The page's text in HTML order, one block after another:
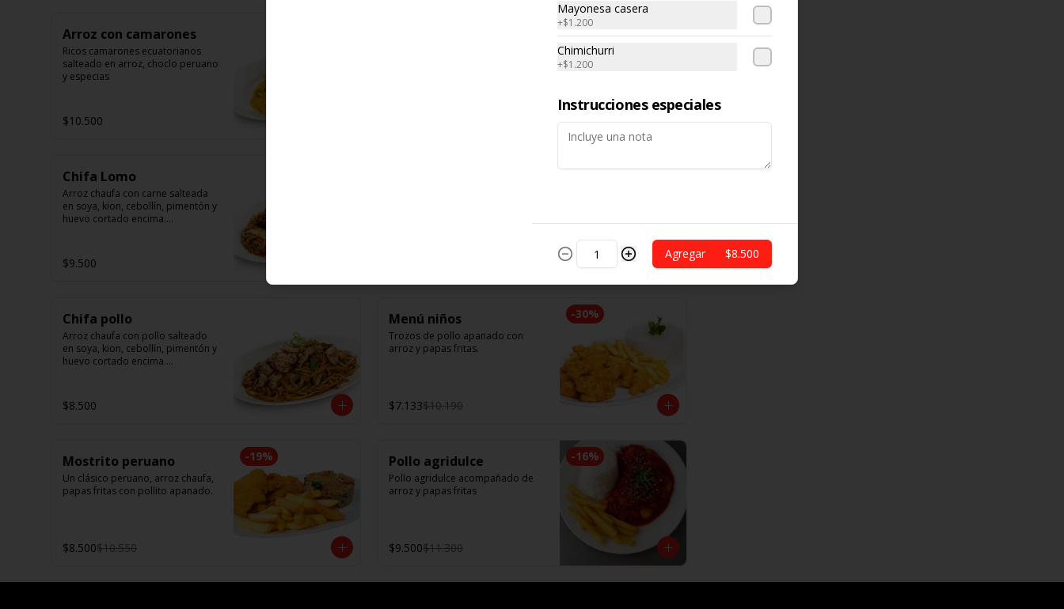
Arroz con camarones
Ricos camarones ecuatorianos
salteado en arroz, choclo peruano
y especias
$10.500
Chifa Lomo
Arroz chaufa con carne salteada
en soya, kion, cebollín, pimentón y
huevo cortado encima.
soya, cebollín, tomate y cebolla
morada.
$9.500
y cebolla morada.
Chifa pollo
Arroz chaufa con pollo salteado
en soya, kion, cebollín, pimentón y
huevo cortado encima.
soya, cebollín, tomate y cebolla
morada.
$8.500
-30%
Menú niños
Trozos de pollo apanado con
arroz y papas fritas.
$7.133$10.190
-19%
Mostrito peruano
Un clásico peruano, arroz chaufa,
papas fritas con pollito apanado.
$8.500$10.550
-16%
Pollo agridulce
Pollo agridulce acompañado de
arroz y papas fritas
$9.500$11.300
Mayonesa casera
+$1.200
Chimichurri
+$1.200
Instrucciones especiales
Agregar $8.500